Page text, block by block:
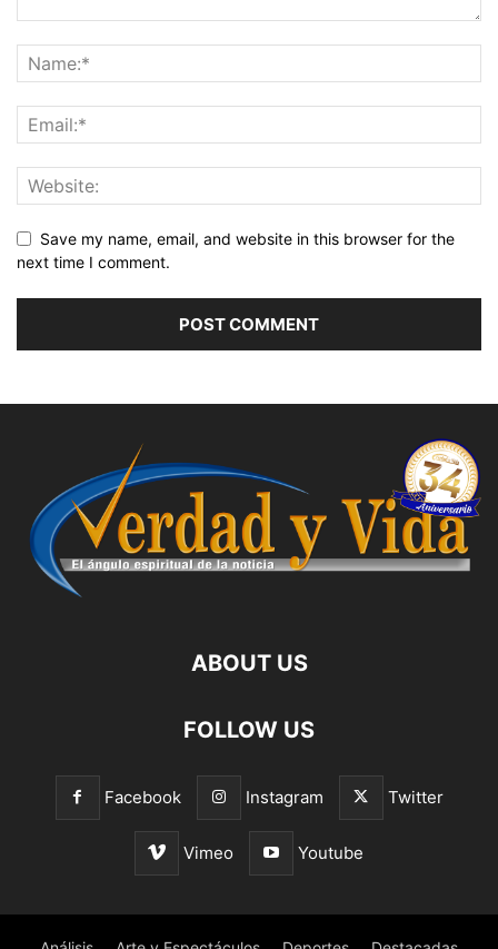
Save my name, email, and website in this browser for the
next time I comment.
ABOUT US
FOLLOW US
Facebook Instagram Twitter
Vimeo Youtube